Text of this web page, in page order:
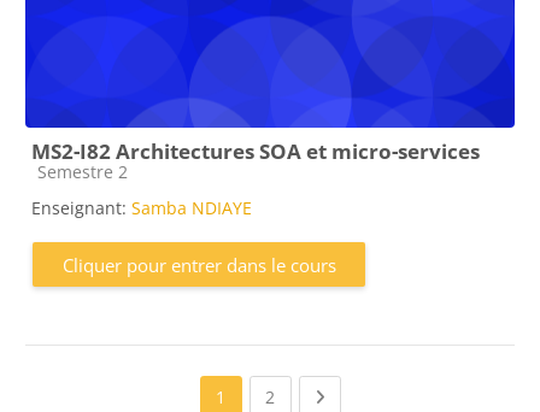
MS2-I82 Architectures SOA et micro-services
Catégorie de cours
Semestre 2
Enseignant: Samba NDIAYE
Cliquer pour entrer dans le cours
1 2 (current)Next page